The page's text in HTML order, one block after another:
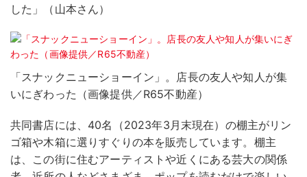
した」（山本さん）
「スナックニューショーイン」。店長の友人や知人が集
いにぎわった（画像提供／R65不動産）
共同書店には、40名（2023年3月末現在）の棚主がリン
ゴ箱や木箱に選りすぐりの本を販売しています。棚主
は、この街に住むアーティストや近くにある芸大の関係